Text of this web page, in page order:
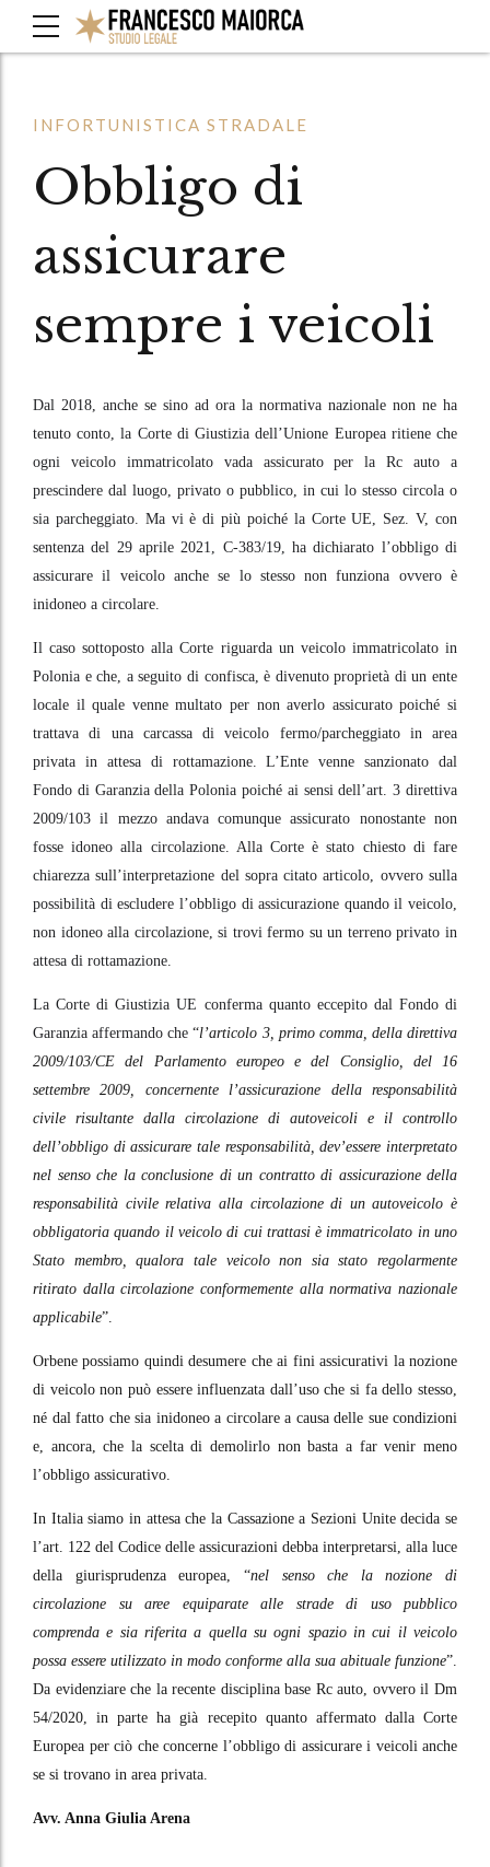
INFORTUNISTICA STRADALE
Obbligo di
assicurare
sempre i veicoli
Dal 2018, anche se sino ad ora la normativa nazionale non ne ha
tenuto conto, la Corte di Giustizia dell’Unione Europea ritiene che
ogni veicolo immatricolato vada assicurato per la Rc auto a
prescindere dal luogo, privato o pubblico, in cui lo stesso circola o
sia parcheggiato. Ma vi è di più poiché la Corte UE, Sez. V, con
sentenza del 29 aprile 2021, C-383/19, ha dichiarato l’obbligo di
assicurare il veicolo anche se lo stesso non funziona ovvero è
inidoneo a circolare.
Il caso sottoposto alla Corte riguarda un veicolo immatricolato in
Polonia e che, a seguito di confisca, è divenuto proprietà di un ente
locale il quale venne multato per non averlo assicurato poiché si
trattava di una carcassa di veicolo fermo/parcheggiato in area
privata in attesa di rottamazione. L’Ente venne sanzionato dal
Fondo di Garanzia della Polonia poiché ai sensi dell’art. 3 direttiva
2009/103 il mezzo andava comunque assicurato nonostante non
fosse idoneo alla circolazione. Alla Corte è stato chiesto di fare
chiarezza sull’interpretazione del sopra citato articolo, ovvero sulla
possibilità di escludere l’obbligo di assicurazione quando il veicolo,
non idoneo alla circolazione, si trovi fermo su un terreno privato in
attesa di rottamazione.
La Corte di Giustizia UE conferma quanto eccepito dal Fondo di
Garanzia affermando che“l’articolo 3, primo comma, della direttiva
2009/103/CE del Parlamento europeo e del Consiglio, del 16
settembre 2009, concernente l’assicurazione della responsabilità
civile risultante dalla circolazione di autoveicoli e il controllo
dell’obbligo di assicurare tale responsabilità, dev’essere interpretato
nel senso che la conclusione di un contratto di assicurazione della
responsabilità civile relativa alla circolazione di un autoveicolo è
obbligatoria quando il veicolo di cui trattasi è immatricolato in uno
Stato membro, qualora tale veicolo non sia stato regolarmente
ritirato dalla circolazione conformemente alla normativa nazionale
applicabile”.
Orbene possiamo quindi desumere che ai fini assicurativi la nozione
di veicolo non può essere influenzata dall’uso che si fa dello stesso,
né dal fatto che sia inidoneo a circolare a causa delle sue condizioni
e, ancora, che la scelta di demolirlo non basta a far venir meno
l’obbligo assicurativo.
In Italia siamo in attesa che la Cassazione a Sezioni Unite decida se
l’art. 122 del Codice delle assicurazioni debba interpretarsi, alla luce
della giurisprudenza europea, “nel senso che la nozione di
circolazione su aree equiparate alle strade di uso pubblico
comprenda e sia riferita a quella su ogni spazio in cui il veicolo
possa essere utilizzato in modo conforme alla sua abituale funzione”.
Da evidenziare che la recente disciplina base Rc auto, ovvero il Dm
54/2020, in parte ha già recepito quanto affermato dalla Corte
Europea per ciò che concerne l’obbligo di assicurare i veicoli anche
se si trovano in area privata.
Avv. Anna Giulia Arena